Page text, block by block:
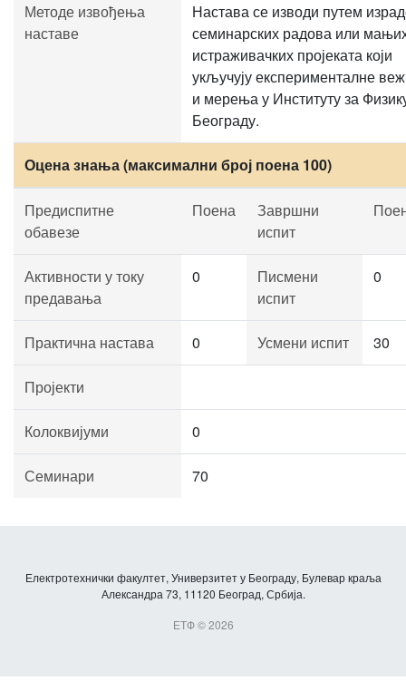
Методе извођења
наставе
Настава се изводи путем
семинарских радова или
истраживачких пројеката који
укључују експерименталне
и мерења у Институту за
Београду.
Оцена знања (максимални број поена 100)
Предиспитне
обавезе
Поена
Завршни
испит
Активности у току
предавања
0
Писмени
испит
0
Практична настава 0 Усмени испит 30
Пројекти
Колоквијуми 0
Семинари 70
Електротехнички факултет, Универзитет у Београду, Булевар краља
Александра 73, 11120 Београд, Србија.
ЕТФ © 2026